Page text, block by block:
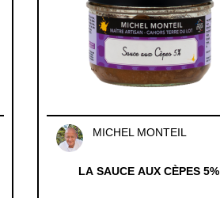
MICHEL MONTEIL
LA SAUCE AUX CÈPES 5%